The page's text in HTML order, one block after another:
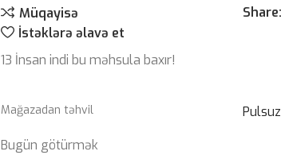
Müqayisə
İstəklərə əlavə et
13 İnsan indi bu məhsula baxır!
Mağazadan təhvil
Bugün götürmək
Pulsuz